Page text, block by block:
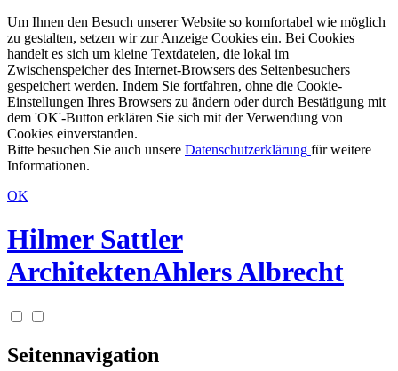
Um Ihnen den Besuch unserer Website so komfortabel wie möglich
zu gestalten, setzen wir zur Anzeige Cookies ein. Bei Cookies
handelt es sich um kleine Textdateien, die lokal im
Zwischenspeicher des Internet-Browsers des Seitenbesuchers
gespeichert werden. Indem Sie fortfahren, ohne die Cookie-
Einstellungen Ihres Browsers zu ändern oder durch Bestätigung mit
dem 'OK'-Button erklären Sie sich mit der Verwendung von
Cookies einverstanden.
Bitte besuchen Sie auch unsere Datenschutzerklärung für weitere
Informationen.
OK
Hilmer Sattler
ArchitektenAhlers Albrecht
Seitennavigation